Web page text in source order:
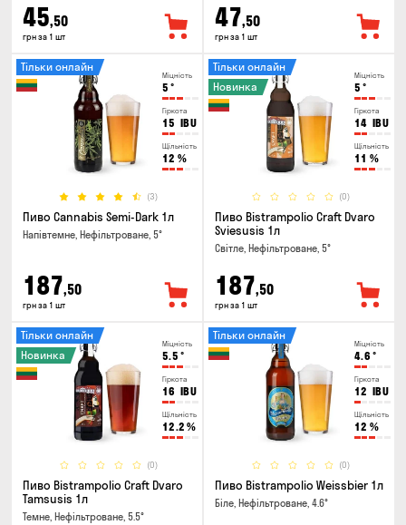
45,50
грн за 1 шт
47,50
грн за 1 шт
Міцність
5 °
Гіркота
15 IBU
Щільність
12 %
(3)
Тільки онлайн
Пиво Cannabis Semi-Dark 1л
Напівтемне, Нефільтроване, 5°
187,50
грн за 1 шт
Міцність
5 °
Гіркота
14 IBU
Щільність
11 %
(0)
Тільки онлайн
Новинка
Пиво Bistrampolio Craft Dvaro
Sviesusis 1л
Світле, Нефільтроване, 5°
187,50
грн за 1 шт
Міцність
5.5 °
Гіркота
16 IBU
Щільність
12.2 %
(0)
Тільки онлайн
Новинка
Пиво Bistrampolio Craft Dvaro
Tamsusis 1л
Темне, Нефільтроване, 5.5°
Міцність
4.6 °
Гіркота
12 IBU
Щільність
12 %
(0)
Тільки онлайн
Пиво Bistrampolio Weissbier 1л
Біле, Нефільтроване, 4.6°